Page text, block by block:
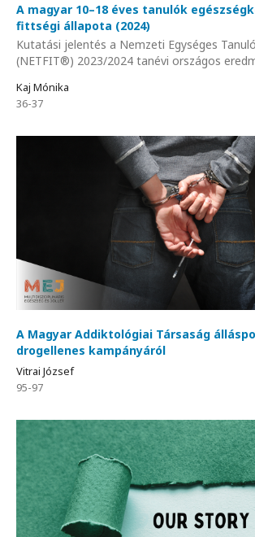
A magyar 10–18 éves tanulók
fittségi állapota (2024)
Kutatási jelentés a Nemzeti Egységes
(NETFIT®) 2023/2024 tanévi országos
Kaj Mónika
36-37
A Magyar Addiktológiai Társaság
drogellenes kampányáról
Vitrai József
95-97